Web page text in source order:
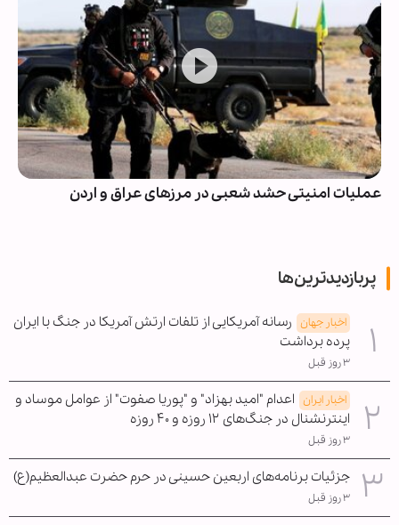
عملیات امنیتی حشد شعبی در مرزهای عراق و اردن
پربازدیدترین‌ها
اخبار جهان رسانه آمریکایی از تلفات ارتش آمریکا در جنگ با ایران
پرده برداشت
۳ روز قبل
اخبار ایران اعدام "امید بهزاد" و "پوریا صفوت" از عوامل موساد و
اینترنشنال در جنگ‌های ۱۲ روزه و ۴۰ روزه
۳ روز قبل
جزئیات برنامه‌های اربعین حسینی در حرم حضرت عبدالعظیم(ع)
۳ روز قبل